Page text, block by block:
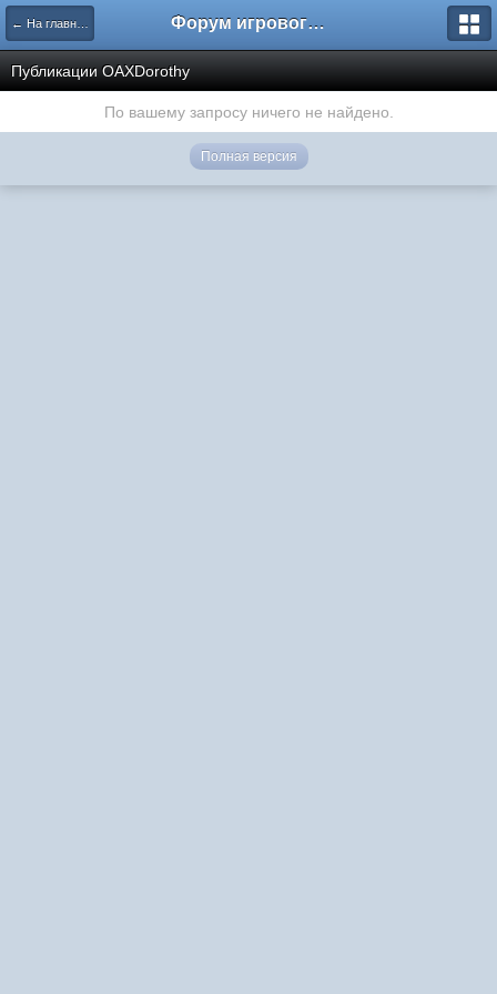
← На главную Форум игрового проекта Riverrise
Публикации OAXDorothy
По вашему запросу ничего не найдено.
Полная версия